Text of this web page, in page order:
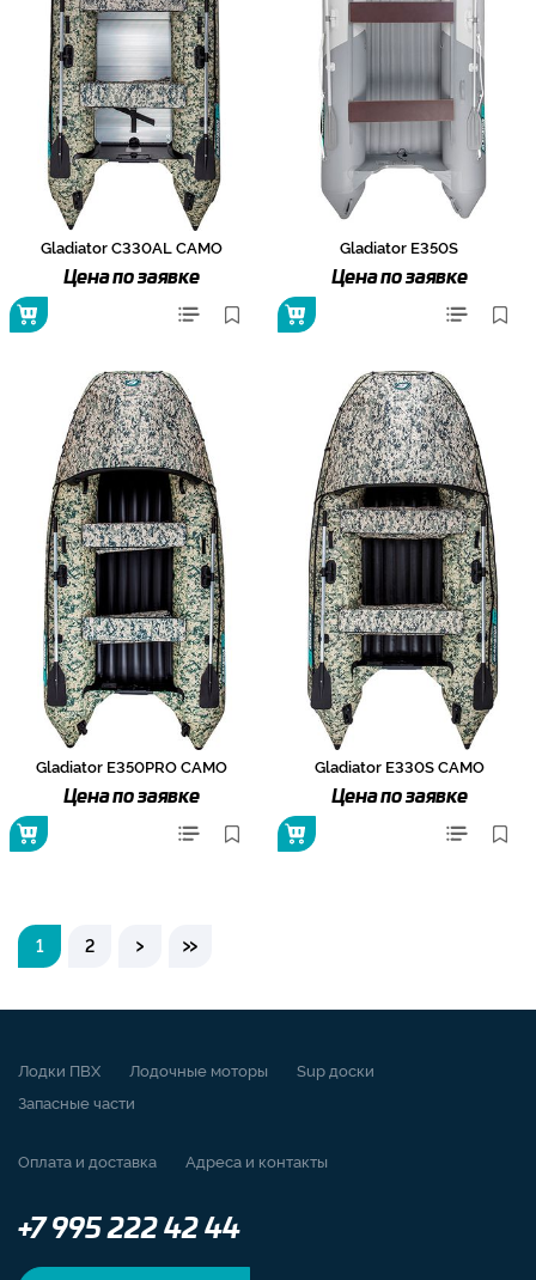
Gladiator C330AL CAMO
Цена по заявке
Gladiator E350S
Цена по заявке
Gladiator E350PRO CAMO
Цена по заявке
Gladiator E330S CAMO
Цена по заявке
1 2 › »
Лодки ПВХ Лодочные моторы
Sup доски
Запасные части
Оплата и доставка Адреса и контакты
+7 995 222 42 44